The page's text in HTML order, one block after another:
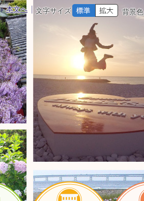
本文へ 文字サイズ 背景色